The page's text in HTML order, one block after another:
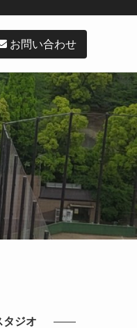
お問い合わせ
タジオ